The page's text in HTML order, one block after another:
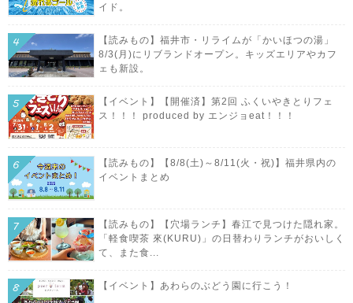
イド。
【読みもの】福井市・リライムが「かいほつの湯」
8/3(月)にリブランドオープン。キッズエリアやカフ
ェも新設。
【イベント】【開催済】第2回 ふくいやきとりフェ
ス！！！ produced by エンジョeat！！！
【読みもの】【8/8(土)～8/11(火・祝)】福井県内の
イベントまとめ
【読みもの】【穴場ランチ】春江で見つけた隠れ家。
「軽食喫茶 來(KURU)」の日替わりランチがおいしく
て、また食...
【イベント】あわらのぶどう園に行こう！